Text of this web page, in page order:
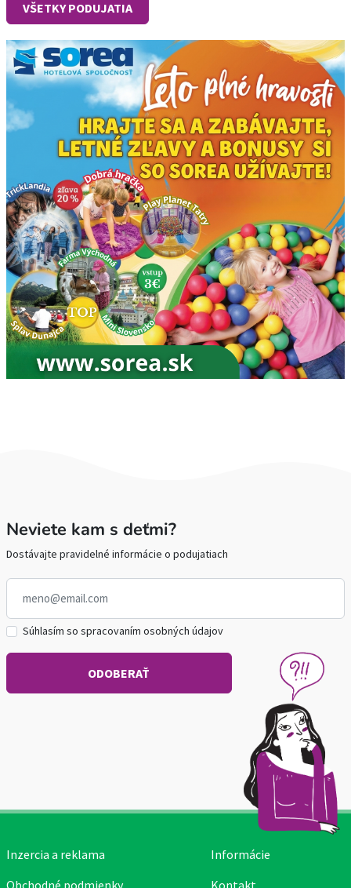
VŠETKY PODUJATIA
Neviete kam s deťmi?
Dostávajte pravidelné informácie o podujatiach
Súhlasím so spracovaním osobných údajov
Inzercia a reklama
Informácie